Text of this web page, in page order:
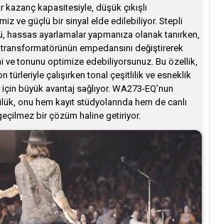
kazanç kapasitesiyle, düşük çıkışlı
ve güçlü bir sinyal elde edilebiliyor. Stepli
ayarlamalar yapmanıza olanak tanırken,
empedansını değiştirerek
ve tonunu optimize edebiliyorsunuz. Bu özellik,
türleriyle çalışırken tonal çeşitlilik ve esneklik
büyük avantaj sağlıyor. WA273-EQ’nun
onu hem kayıt stüdyolarında hem de canlı
bir çözüm haline getiriyor.